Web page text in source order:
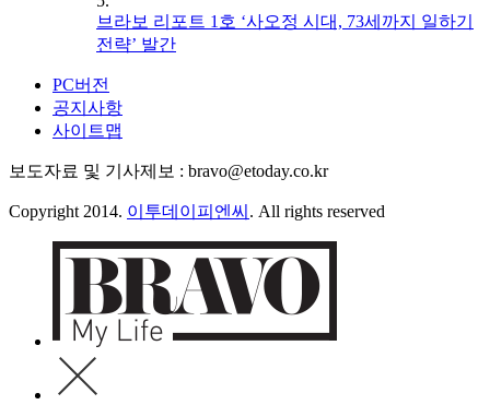
브라보 리포트 1호 ‘사오정 시대, 73세까지 일하기
전략’ 발간
PC버전
공지사항
사이트맵
보도자료 및 기사제보 : bravo@etoday.co.kr
Copyright 2014. 이투데이피엔씨 . All rights reserved